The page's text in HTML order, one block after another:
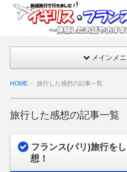
イギ
ンス
旅行
【新
行の
話・
おす
メインメニ
HOME 旅行した感想の記事一覧
旅行した感想の記事一覧
フランス(パリ)旅行を
想！